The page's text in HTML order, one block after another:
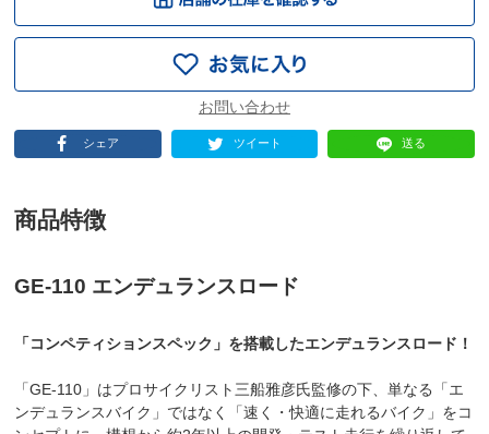
シェア ツイート 送る
商品特徴
GE-110 エンデュランスロード
「コンペティションスペック」を搭載したエンデュランスロード！
「GE-110」はプロサイクリスト三船雅彦氏監修の下、単なる「エ
ンデュランスバイク」ではなく「速く・快適に走れるバイク」をコ